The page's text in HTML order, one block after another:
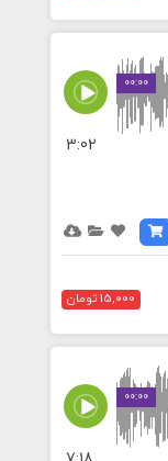
00:00
3:02
15,000 تومان
00:00